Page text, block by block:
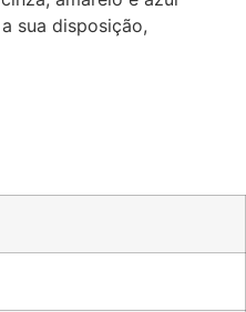
sua disposição,